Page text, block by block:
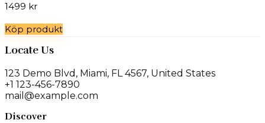
1499 kr
Köp produkt
Locate Us
123 Demo Blvd, Miami, FL 4567, United States
+1 123-456-7890
mail@example.com
Discover